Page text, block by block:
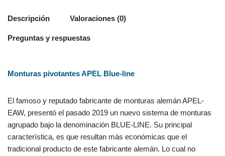
Descripción Valoraciones (0)
Preguntas y respuestas
Monturas pivotantes APEL Blue-line
El famoso y reputado fabricante de monturas alemán APEL-
EAW, presentó el pasado 2019 un nuevo sistema de monturas
agrupado bajo la denominación BLUE-LINE. Su principal
característica, es que resultan más económicas que el
tradicional producto de este fabricante alemán. Lo cual no